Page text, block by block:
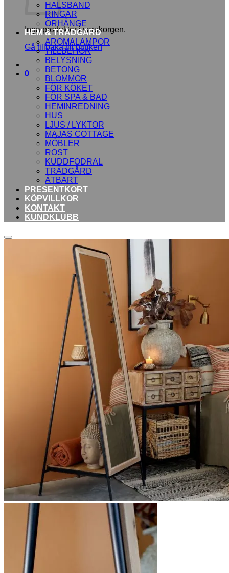
Inga produkter i varukorgen.
Gå tillbaka till butiken
0
HALSBAND
RINGAR
ÖRHÄNGE
HEM & TRÄDGÅRD
AROMALAMPOR
TILLBEHÖR
BELYSNING
BETONG
BLOMMOR
FÖR KÖKET
FÖR SPA & BAD
HEMINREDNING
HUS
LJUS / LYKTOR
MAJAS COTTAGE
MÖBLER
ROST
KUDDFODRAL
TRÄDGÅRD
ÄTBART
PRESENTKORT
KÖPVILLKOR
KONTAKT
KUNDKLUBB